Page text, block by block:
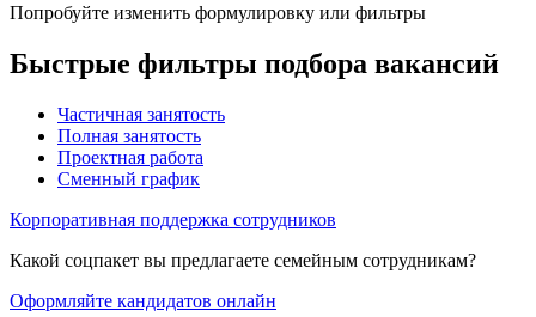
Попробуйте изменить формулировку или фильтры
Быстрые фильтры подбора вакансий
Частичная занятость
Полная занятость
Проектная работа
Сменный график
Корпоративная поддержка сотрудников
Какой соцпакет вы предлагаете семейным сотрудникам?
Оформляйте кандидатов онлайн